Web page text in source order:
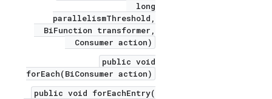
long
parallelismThreshold,
BiFunction transformer,
Consumer action)
public void
forEach(BiConsumer action)
public void forEachEntry(